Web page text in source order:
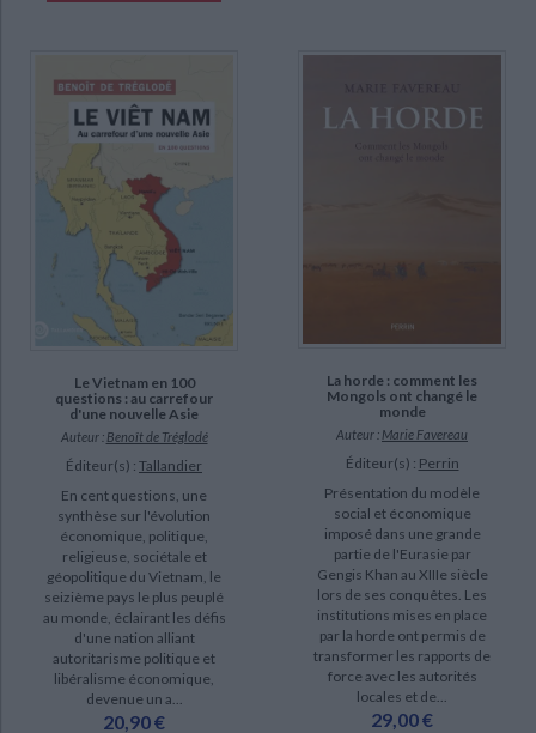
Le Vietnam en 100
questions : au carrefour
d'une nouvelle Asie
Auteur : Benoît de Tréglodé
Éditeur(s) : Tallandier
En cent questions, une
synthèse sur l'évolution
économique, politique,
religieuse, sociétale et
géopolitique du Vietnam, le
seizième pays le plus peuplé
au monde, éclairant les défis
d'une nation alliant
autoritarisme politique et
libéralisme économique,
devenue un a...
20,90 €
La horde : comment les
Mongols ont changé le
monde
Auteur : Marie Favereau
Éditeur(s) : Perrin
Présentation du modèle
social et économique
imposé dans une grande
partie de l'Eurasie par
Gengis Khan au XIIIe siècle
lors de ses conquêtes. Les
institutions mises en place
par la horde ont permis de
transformer les rapports de
force avec les autorités
locales et de...
29,00 €